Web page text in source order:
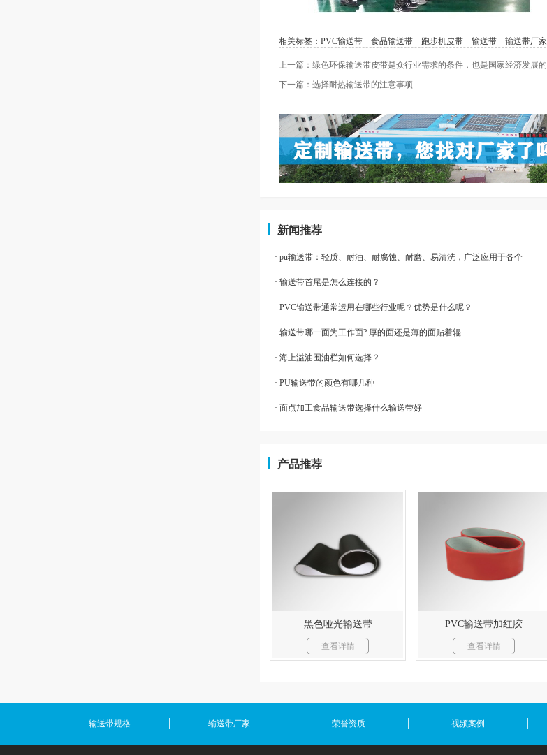
相关标签： PVC输送带 食品输送带 跑步机皮带 输送带 输送带厂家
上一篇：绿色环保输送带皮带是众行业需求的条件，也是国家经济发展的
下一篇：选择耐热输送带的注意事项
新闻推荐
· pu输送带：轻质、耐油、耐腐蚀、耐磨、易清洗，广泛应用于各个
· 输送带首尾是怎么连接的？
· PVC输送带通常运用在哪些行业呢？优势是什么呢？
· 输送带哪一面为工作面? 厚的面还是薄的面贴着辊
· 海上溢油围油栏如何选择？
· PU输送带的颜色有哪几种
· 面点加工食品输送带选择什么输送带好
产品推荐
黑色哑光输送带
查看详情
PVC输送带加红胶
查看详情
输送带规格 输送带厂家 荣誉资质 视频案例